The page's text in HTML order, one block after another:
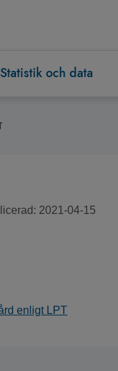
Statistik och data
2021-04-15
enligt LPT